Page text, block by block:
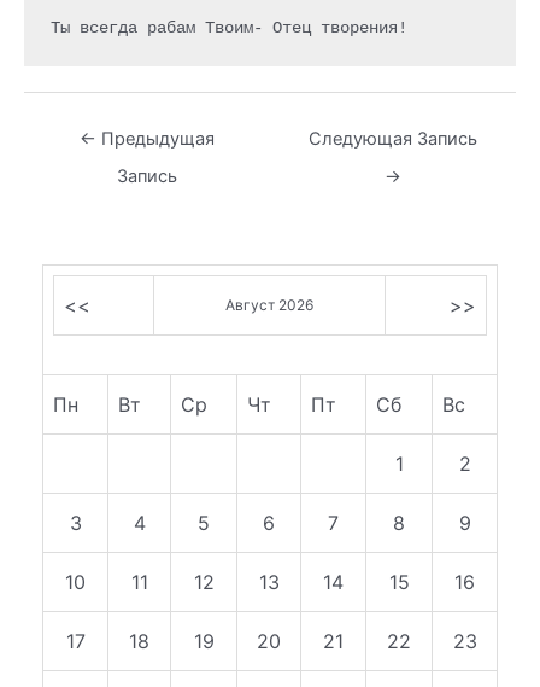
Навигация
← Предыдущая
Запись
Следующая Запись
→
<< Август 2026 >>
Пн Вт Ср Чт Пт Сб Вс
1 2
3 4 5 6 7 8 9
10 11 12 13 14 15 16
17 18 19 20 21 22 23